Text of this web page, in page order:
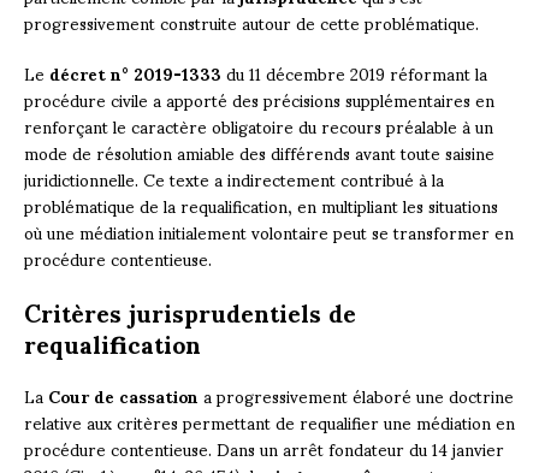
progressivement construite autour de cette problématique.
Ledécret n° 2019-1333du 11 décembre 2019 réformant la
procédure civile a apporté des précisions supplémentaires en
renforçant le caractère obligatoire du recours préalable à un
mode de résolution amiable des différends avant toute saisine
juridictionnelle. Ce texte a indirectement contribué à la
problématique de la requalification, en multipliant les situations
où une médiation initialement volontaire peut se transformer en
procédure contentieuse.
Critères jurisprudentiels de
requalification
LaCour de cassationa progressivement élaboré une doctrine
relative aux critères permettant de requalifier une médiation en
procédure contentieuse. Dans un arrêt fondateur du 14 janvier